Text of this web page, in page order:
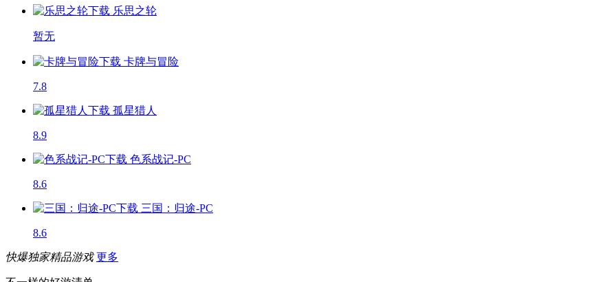
乐思之轮
暂无
卡牌与冒险
7.8
孤星猎人
8.9
色系战记-PC
8.6
三国：归途-PC
8.6
快爆独家精品游戏 更多